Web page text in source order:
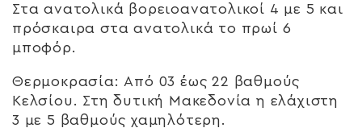
Στα ανατολικά βορειοανατολικοί 4 με 5 και
πρόσκαιρα στα ανατολικά το πρωί 6
μποφόρ.
Θερμοκρασία: Από 03 έως 22 βαθμούς
Κελσίου. Στη δυτική Μακεδονία η ελάχιστη
3 με 5 βαθμούς χαμηλότερη.